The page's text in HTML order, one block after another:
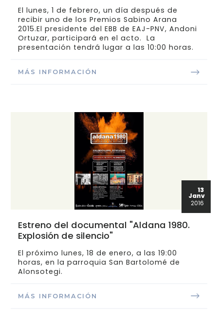
El lunes, 1 de febrero, un día después de
recibir uno de los Premios Sabino Arana
2015.El presidente del EBB de EAJ-PNV, Andoni
Ortuzar, participará en el acto. La
presentación tendrá lugar a las 10:00 horas.
MÁS INFORMACIÓN
13
Janv
2016
Estreno del documental "Aldana 1980.
Explosión de silencio"
El próximo lunes, 18 de enero, a las 19:00
horas, en la parroquia San Bartolomé de
Alonsotegi.
MÁS INFORMACIÓN